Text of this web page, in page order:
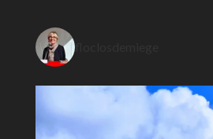
floclosdemiege